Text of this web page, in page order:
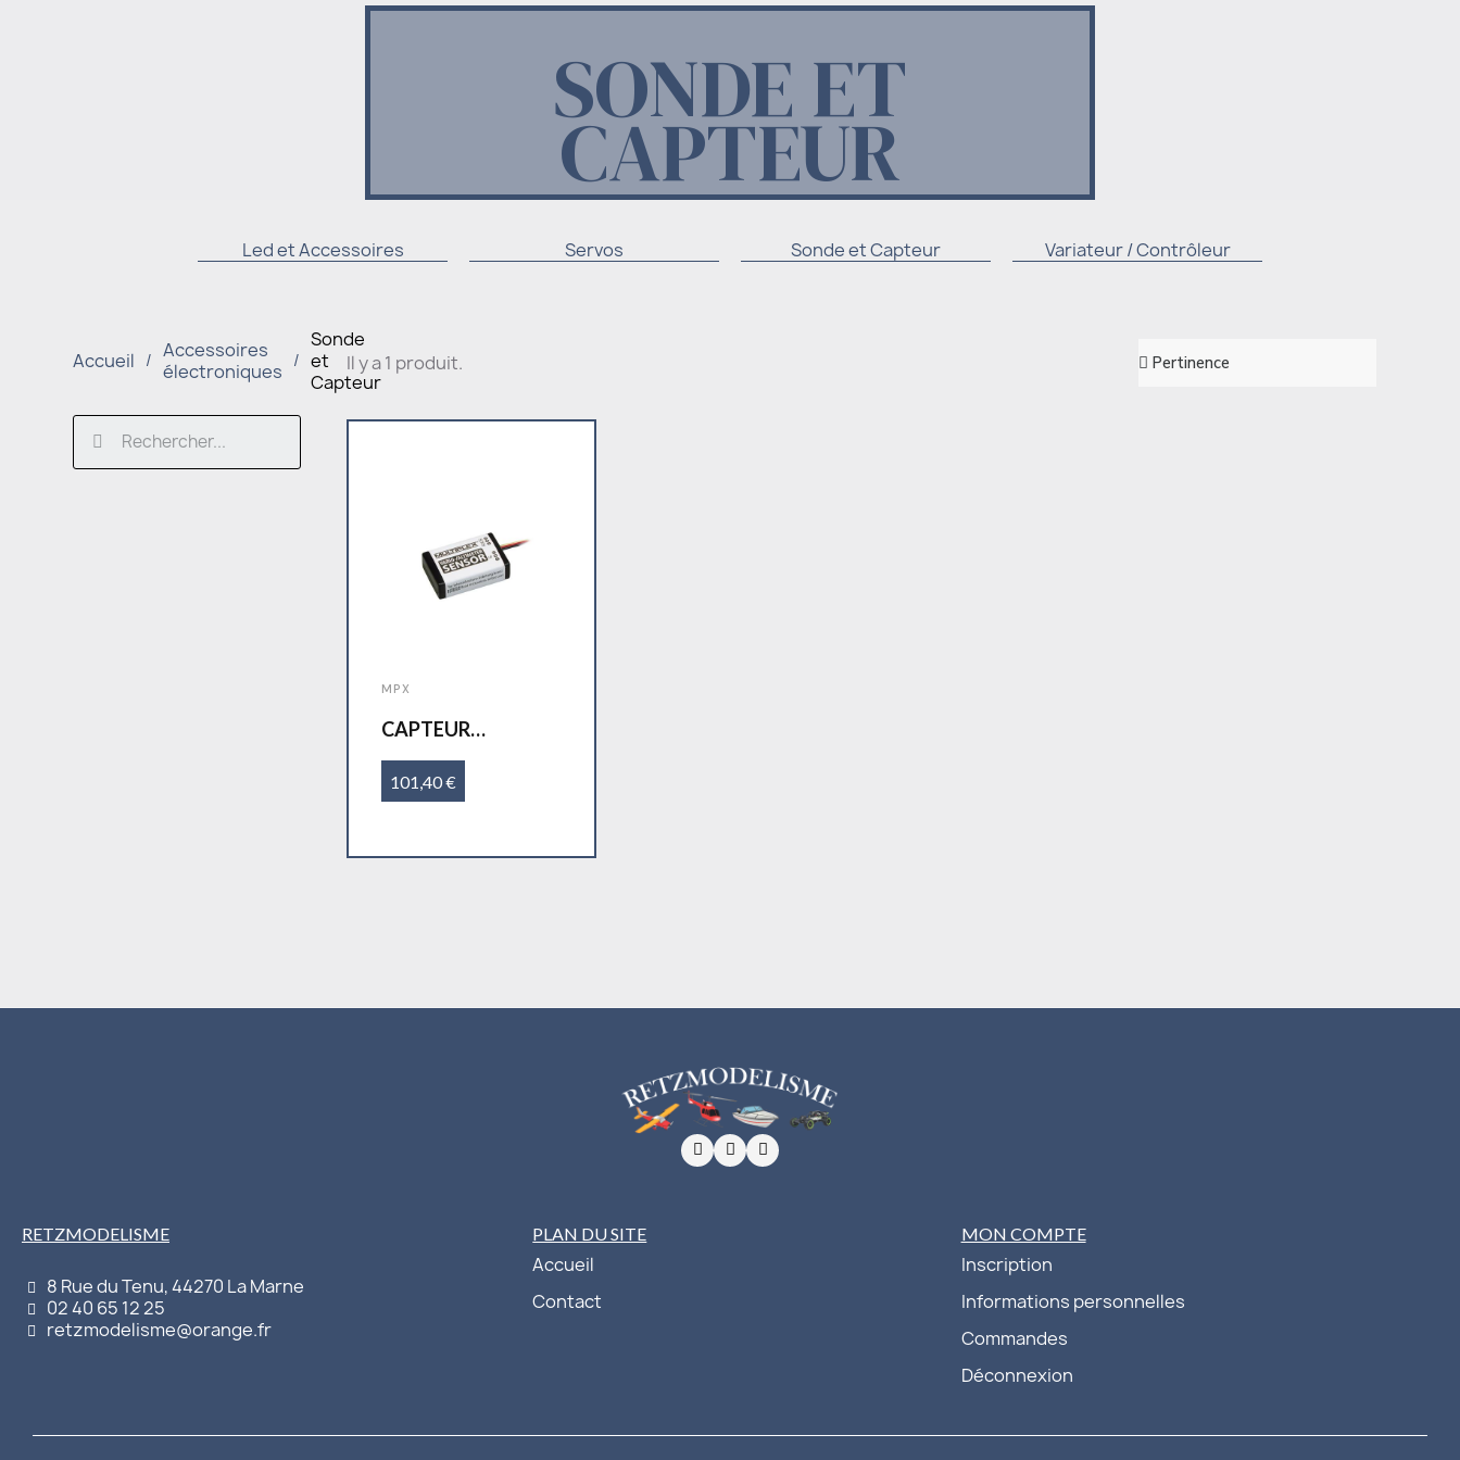
SONDE ET
CAPTEUR
Led et Accessoires Servos Sonde et Capteur Variateur / Contrôleur
Accueil
Accessoires
électroniques
Sonde
et
Capteur
Il y a 1 produit.
MPX
CAPTEUR
multiplex
101,40 €Ajouter au panier
RETZMODELISME
8 Rue du Tenu, 44270 La Marne
02 40 65 12 25
retzmodelisme@orange.fr
PLAN DU SITE
Accueil
Contact
MON COMPTE
Inscription
Informations personnelles
Commandes
Déconnexion